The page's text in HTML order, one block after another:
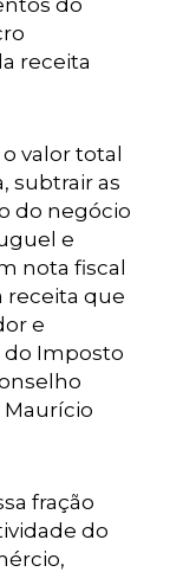
do
receita
valor total
subtrair as
do negócio
e
nota fiscal
receita que
e
do Imposto
Maurício
fração
do